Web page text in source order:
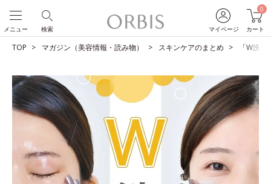
マイページ
0
カート
検索
メニュー
TOP マガジン（美容情報・読み物） スキンケアのまとめ 「W洗